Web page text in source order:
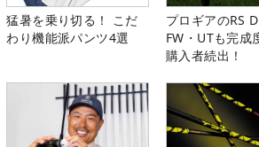
猛暑を乗り切る！ こだ
わり機能派パンツ4選
プロギアのRS
FW・UTも完成
購入者続出！